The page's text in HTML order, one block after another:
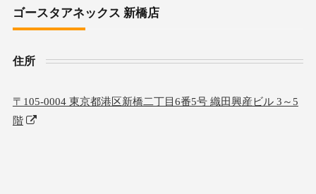
ゴースタアネックス 新橋店
住所
〒105-0004 東京都港区新橋二丁目6番5号 織田興産ビル 3～5
階